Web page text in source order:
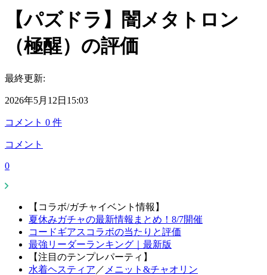
【パズドラ】闇メタトロン
（極醒）の評価
最終更新:
2026年5月12日15:03
コメント 0 件
コメント
0
【コラボ/ガチャイベント情報】
夏休みガチャの最新情報まとめ！8/7開催
コードギアスコラボの当たりと評価
最強リーダーランキング｜最新版
【注目のテンプレパーティ】
水着ヘスティア ／ メニット&チャオリン